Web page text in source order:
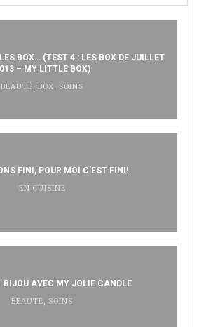
BOX… (TEST 4 : LES BOX DE JUILLET
– MY LITTLE BOX)
BEAUTÉ, BOX, SOINS
FINI, POUR MOI C’EST FINI!
EN CUISINE
BIJOU AVEC MY JOLIE CANDLE
BEAUTÉ, SOINS